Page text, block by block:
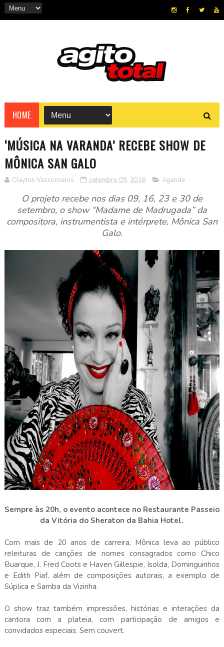
HOME
‘MÚSICA NA VARANDA’ RECEBE SHOW DE
MÔNICA SAN GALO
Clayton Vasconcelos setembro 09, 2016 Agenda
O projeto recebe nos dias 09, 16, 23 e 30 de
setembro, o show “Madame de Madrugada” da
compositora, instrumentista e intérprete, Mônica San
Galo.
Sempre às 20h, o evento acontece no Restaurante Passeio
da Vitória do Sheraton da Bahia Hotel.
Com mais de 20 anos de carreira, Mônica leva ao público
releituras de canções de nomes consagrados como Chico
Buarque, J. Fred Coots e Haven Gillespie, Isolda, Dominguinhos
e Edith Piaf, além de composições autorais, a exemplo de
Súplica e Samba da Vizinha.
O show traz também impressões, histórias e interações da
cantora com a plateia, com participação de amigos e
convidados especiais. Sem couvert.